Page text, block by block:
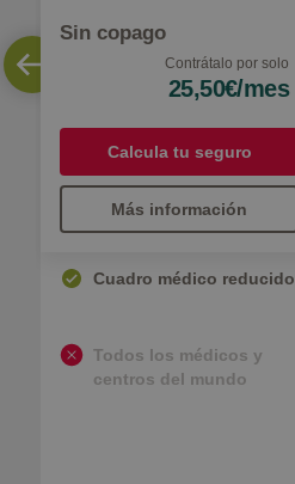
Sin copago
Contrátalo por solo
25,50€/mes
Calcula tu seguro
Más información
Cuadro médico reducido
Todos los médicos y
centros del mundo